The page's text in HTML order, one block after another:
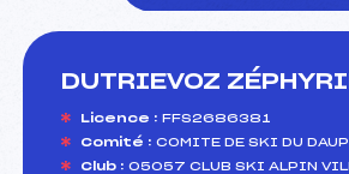
DUTRIEVOZ
Licence : FFS2686381
Comité : COMITE DE SKI DU
Club : 05057 CLUB SKI ALPIN